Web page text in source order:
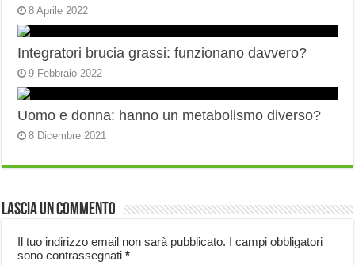
8 Aprile 2022
Integratori brucia grassi: funzionano davvero?
9 Febbraio 2022
Uomo e donna: hanno un metabolismo diverso?
8 Dicembre 2021
Lascia un commento
Il tuo indirizzo email non sarà pubblicato. I campi obbligatori
sono contrassegnati*